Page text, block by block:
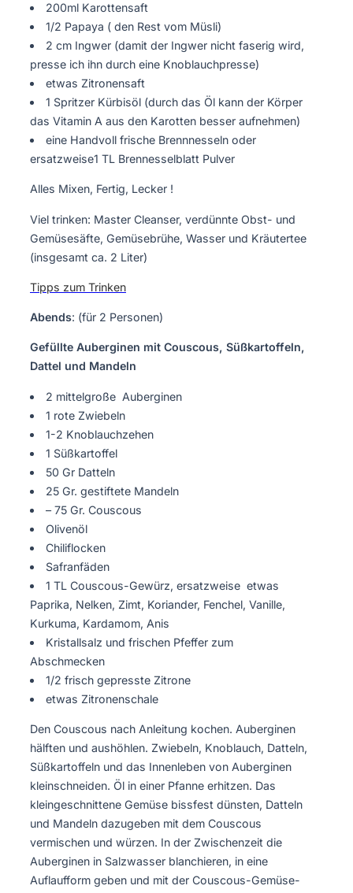
200ml Karottensaft
1/2 Papaya ( den Rest vom Müsli)
2 cm Ingwer (damit der Ingwer nicht faserig wird,
presse ich ihn durch eine Knoblauchpresse)
etwas Zitronensaft
1 Spritzer Kürbisöl (durch das Öl kann der Körper
das Vitamin A aus den Karotten besser aufnehmen)
eine Handvoll frische Brennnesseln oder
ersatzweise1 TL Brennesselblatt Pulver
Alles Mixen, Fertig, Lecker !
Viel trinken: Master Cleanser, verdünnte Obst- und
Gemüsesäfte, Gemüsebrühe, Wasser und Kräutertee
(insgesamt ca. 2 Liter)
Tipps zum Trinken
Abends: (für 2 Personen)
Gefüllte Auberginen mit Couscous, Süßkartoffeln,
Dattel und Mandeln
2 mittelgroße Auberginen
1 rote Zwiebeln
1-2 Knoblauchzehen
1 Süßkartoffel
50 Gr Datteln
25 Gr. gestiftete Mandeln
– 75 Gr. Couscous
Olivenöl
Chiliflocken
Safranfäden
1 TL Couscous-Gewürz, ersatzweise etwas
Paprika, Nelken, Zimt, Koriander, Fenchel, Vanille,
Kurkuma, Kardamom, Anis
Kristallsalz und frischen Pfeffer zum
Abschmecken
1/2 frisch gepresste Zitrone
etwas Zitronenschale
Den Couscous nach Anleitung kochen. Auberginen
hälften und aushöhlen. Zwiebeln, Knoblauch, Datteln,
Süßkartoffeln und das Innenleben von Auberginen
kleinschneiden. Öl in einer Pfanne erhitzen. Das
kleingeschnittene Gemüse bissfest dünsten, Datteln
und Mandeln dazugeben mit dem Couscous
vermischen und würzen. In der Zwischenzeit die
Auberginen in Salzwasser blanchieren, in eine
Auflaufform geben und mit der Couscous-Gemüse-